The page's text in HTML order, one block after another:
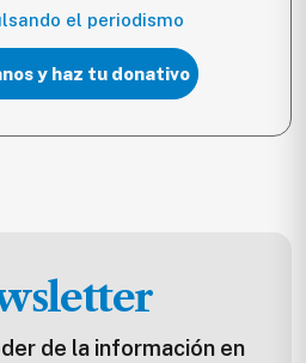
el periodismo
y haz tu donativo
de la información en